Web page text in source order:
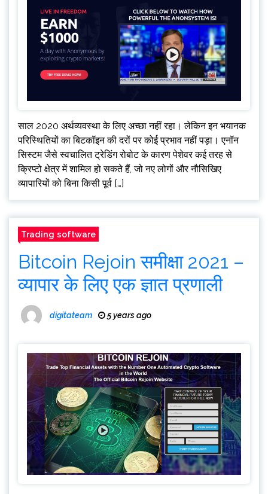
साल 2020 अर्थव्यवस्था के लिए अच्छा नहीं रहा। लेकिन इन भयानक
परिस्थितियों का बिटकॉइन की दरों पर कोई प्रभाव नहीं पड़ा। एनॉन
सिस्टम जैसे स्वचालित ट्रेडिंग रोबोट के कारण पेशेवर कई तरह से
क्रिप्टो क्षेत्र में शामिल हो सकते हैं, जो नए लोगों और नौसिखिए
व्यापारियों को बिना किसी पूर्व […]
Trading software
Bitcoin Rejoin समीक्षा 2021 –
व्यापार के लिए एक ज्ञात प्रणाली
digitateam 5 years ago